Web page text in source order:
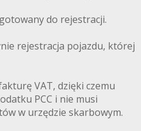
do rejestracji.
rejestracja pojazdu, której
VAT, dzięki czemu
PCC i nie musi
w urzędzie skarbowym.